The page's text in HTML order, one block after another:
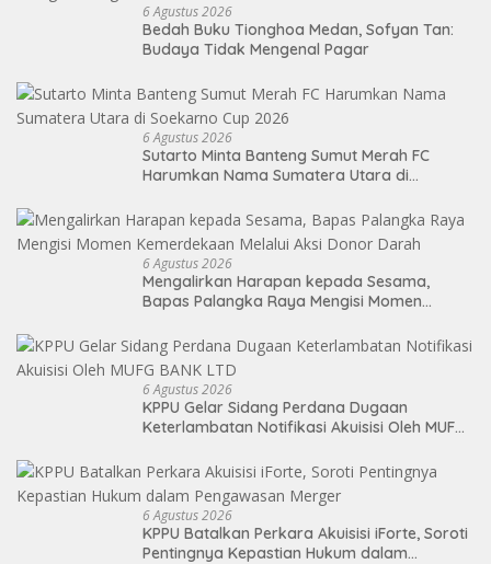
6 Agustus 2026
Bedah Buku Tionghoa Medan, Sofyan Tan:
Budaya Tidak Mengenal Pagar
6 Agustus 2026
Sutarto Minta Banteng Sumut Merah FC
Harumkan Nama Sumatera Utara di
6 Agustus 2026
Mengalirkan Harapan kepada Sesama,
Bapas Palangka Raya Mengisi Momen
6 Agustus 2026
KPPU Gelar Sidang Perdana Dugaan
Keterlambatan Notifikasi Akuisisi Oleh MUFG
6 Agustus 2026
KPPU Batalkan Perkara Akuisisi iForte, Soroti
Pentingnya Kepastian Hukum dalam